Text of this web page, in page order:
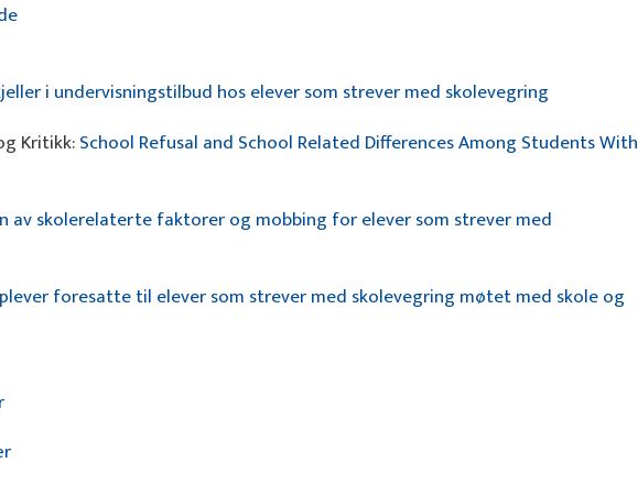
i undervisningstilbud hos elever som strever med skolevegring
Kritikk:School Refusal and School Related Differences Among Students With
av skolerelaterte faktorer og mobbing for elever som strever med
foresatte til elever som strever med skolevegring møtet med skole og